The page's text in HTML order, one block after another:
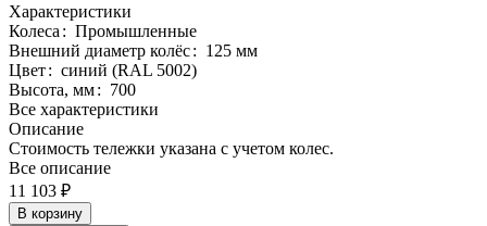
Характеристики
Колеса : Промышленные
Внешний диаметр колёс: 125 мм
Цвет: синий (RAL 5002)
Высота, мм: 700
Все характеристики
Описание
Стоимость тележки указана с учетом колес.
Все описание
11 103 ₽
В корзину